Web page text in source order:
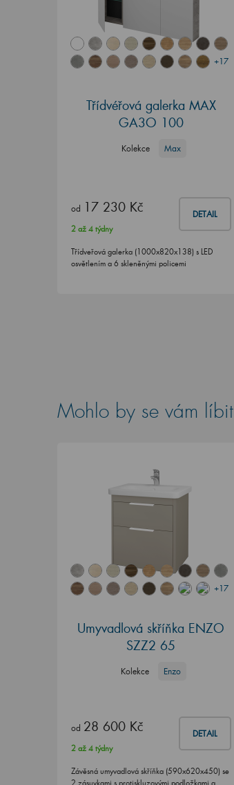
+17
Třídvéřová galerka MAX
GA3O 100
Kolekce Max
od 17 230 Kč DETAIL
2 až 4 týdny
Třídveřová galerka (1000x820x138) s LED
osvětlením a 6 skleněnými policemi
Mohlo by se vám líbit
+17
Umyvadlová skříňka ENZO
SZZ2 65
Kolekce Enzo
od 28 600 Kč DETAIL
2 až 4 týdny
Závěsná umyvadlová skříňka (590x620x450) se
2 zásuvkami s protiskluzovými podložkami a